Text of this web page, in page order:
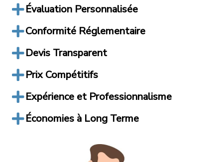
Évaluation Personnalisée
Conformité Réglementaire
Devis Transparent
Prix Compétitifs
Expérience et Professionnalisme
Économies à Long Terme